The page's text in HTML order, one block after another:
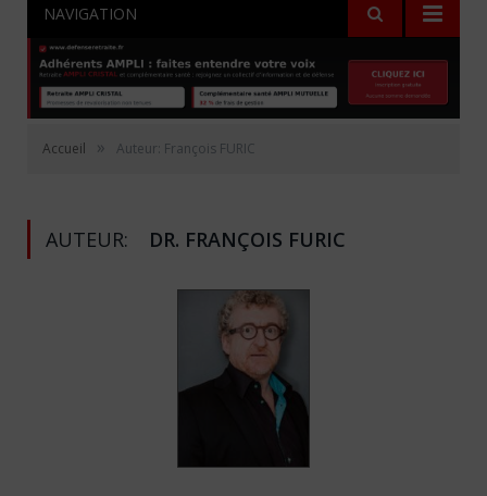
NAVIGATION
Accueil » Auteur: François FURIC
AUTEUR: DR. FRANÇOIS FURIC